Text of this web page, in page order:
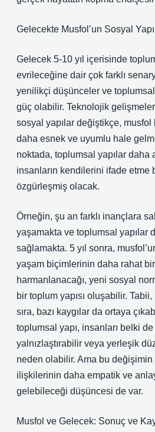
Gelecekte Musfol’un Sosyal
Gelecek 5-10 yıl içerisinde
evrileceğine dair çok farklı
yenilikçi düşünceler ve
güç olabilir. Teknolojik
sosyal yapılar değiştikçe, musfol
daha esnek ve uyumlu hale
noktada, toplumsal yapılar daha
insanların kendilerini ifade etme
özgürleşmiş olacak.
Örneğin, şu an farklı inançlara
yaşamakta ve toplumsal yapılar
sağlamakta. 5 yıl sonra,
yaşam biçimlerinin daha rahat
harmanlanacağı, yeni sosyal
bir toplum yapısı oluşabilir.
sıra, bazı kaygılar da ortaya
toplumsal yapı, insanları belki
yalnızlaştırabilir veya yerleşik
neden olabilir. Ama bu
ilişkilerinin daha empatik ve
gelebileceği düşüncesi de var.
Musfol ve Gelecek: Sonuç ve